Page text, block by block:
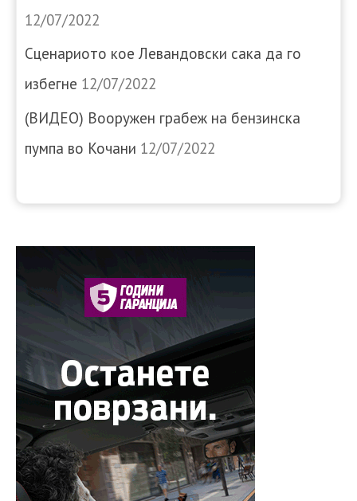
12/07/2022
Сценариото кое Левандовски сака да го
избегне 12/07/2022
(ВИДЕО) Вооружен грабеж на бензинска
пумпа во Кочани 12/07/2022